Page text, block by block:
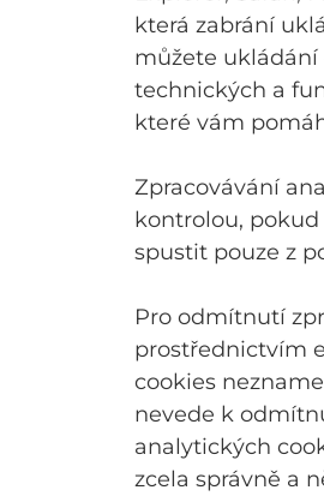
která zabrání
můžete ukládání
technických a
které vám
Zpracovávání
kontrolou,
spustit pouze z
Pro odmítnutí
prostřednictvím
cookies
nevede k
analytických
zcela správně a